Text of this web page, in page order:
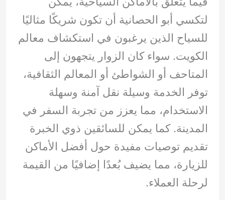
لتكسي أبو الحصانية أن تكون شريكًا مثاليًا
للسياح الذين يرغبون في استكشاف معالم
الكويت. سواء كان الزوار يتجهون إلى
المتاحف أو الشواطئ أو المعالم الثقافية،
توفر الخدمة وسيلة نقل آمنة وسهلة
الاستخدام، مما يعزز من تجربة السفر في
المدينة. كما يمكن للسائقين ذوي الخبرة
تقديم توصيات مفيدة حول أفضل الأماكن
للزيارة، مما يضيف بُعدًا إضافيًا من القيمة
لرحلة العملاء.